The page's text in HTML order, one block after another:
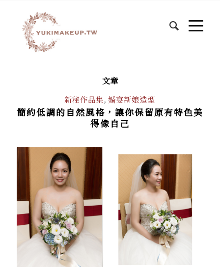
文章
新秘作品集,婚宴新娘造型
簡約低調的自然風格，讓你保留原有特色美
得像自己